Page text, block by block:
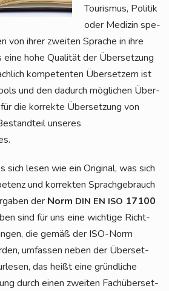
Tou­ris­mus, Poli­tik
oder Medi­zin spe­
von ihrer zwei­ten Spra­che in ihre
hohe Qua­li­tät der Über­set­zung
kom­pe­ten­ten Über­set­zern ist
und den dadurch mög­li­chen Über­
die kor­rek­te Über­set­zung von
unse­res
sich lesen wie ein Ori­gi­nal, was sich
und kor­rek­ten Sprach­ge­brauch
der Norm DIN EN ISO 17100
sind für uns eine wich­ti­ge Richt­
die gemäß der ISO-Norm
umfas­sen neben der Über­set­
das heißt eine gründ­li­che
durch einen zwei­ten Fach­über­set­